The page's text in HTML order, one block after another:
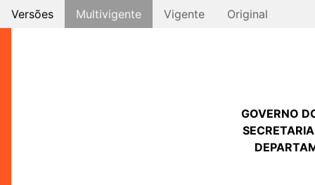
Versões Multivigente Vigente Original
GOVERNO